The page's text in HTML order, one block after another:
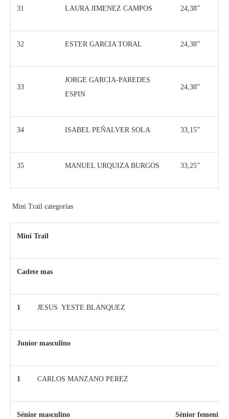
31 LAURA JIMENEZ CAMPOS 24,38”
32 ESTER GARCIA TORAL 24,38”
33
JORGE GARCIA-PAREDES
ESPIN
24,38”
34 ISABEL PEÑALVER SOLA 33,15”
35 MANUEL URQUIZA BURGOS 33,25”
Mini Trail categorías
Mini Trail
Cadete mas
1 JESUS YESTE BLANQUEZ
Junior masculino
1 CARLOS MANZANO PEREZ
Sénior masculino Sénior femenino